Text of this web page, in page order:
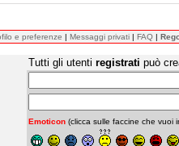
e preferenze | Messaggi privati | FAQ |
Tutti gli utenti registrati può
Emoticon (clicca sulle faccine che vuoi